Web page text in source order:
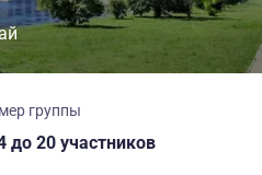
группы
до 20 участников